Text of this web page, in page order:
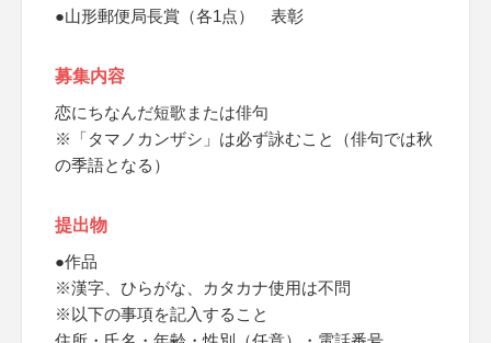
●山形郵便局長賞（各1点） 表彰
募集内容
恋にちなんだ短歌または俳句
※「タマノカンザシ」は必ず詠むこと（俳句では秋
の季語となる）
提出物
●作品
※漢字、ひらがな、カタカナ使用は不問
※以下の事項を記入すること